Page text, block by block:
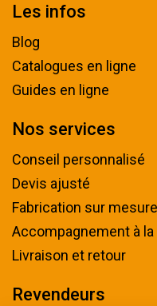
Les infos
Blog
Catalogues en ligne
Guides en ligne
Nos services
Conseil personnalisé
Devis ajusté
Fabrication sur mesure
Accompagnement à
Livraison et retour
Revendeurs